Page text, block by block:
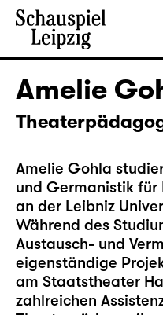
Amelie
Amelie Gohla
und Germanistik für
an der Leibniz
Während des
Austausch- und
eigenständige
am Staatstheater
zahlreichen